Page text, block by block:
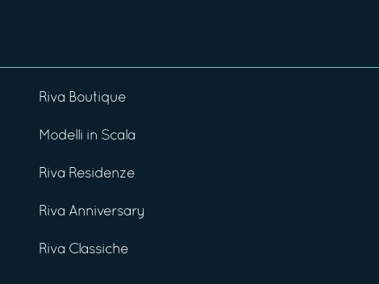
Riva Boutique
Modelli in Scala
Riva Residenze
Riva Anniversary
Riva Classiche